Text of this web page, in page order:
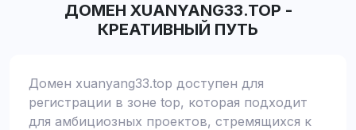
ДОМЕН XUANYANG33.TOP -
КРЕАТИВНЫЙ ПУТЬ
Домен xuanyang33.top доступен для
регистрации в зоне top, которая подходит
для амбициозных проектов, стремящихся к